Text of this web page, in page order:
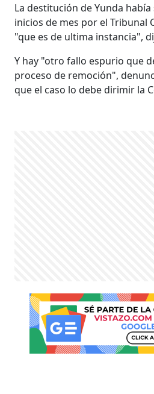
La destitución de Yunda
inicios de mes por el Tribunal
"que es de ultima instancia",
Y hay "otro fallo espurio que
proceso de remoción",
que el caso lo debe dirimir la